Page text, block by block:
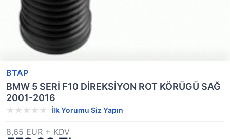
BTAP
BMW 5 SERİ F10 DİREKSİYON ROT KÖRÜGÜ SAĞ
2001-2016
İlk Yorumu Siz Yapın
8,65 EUR + KDV